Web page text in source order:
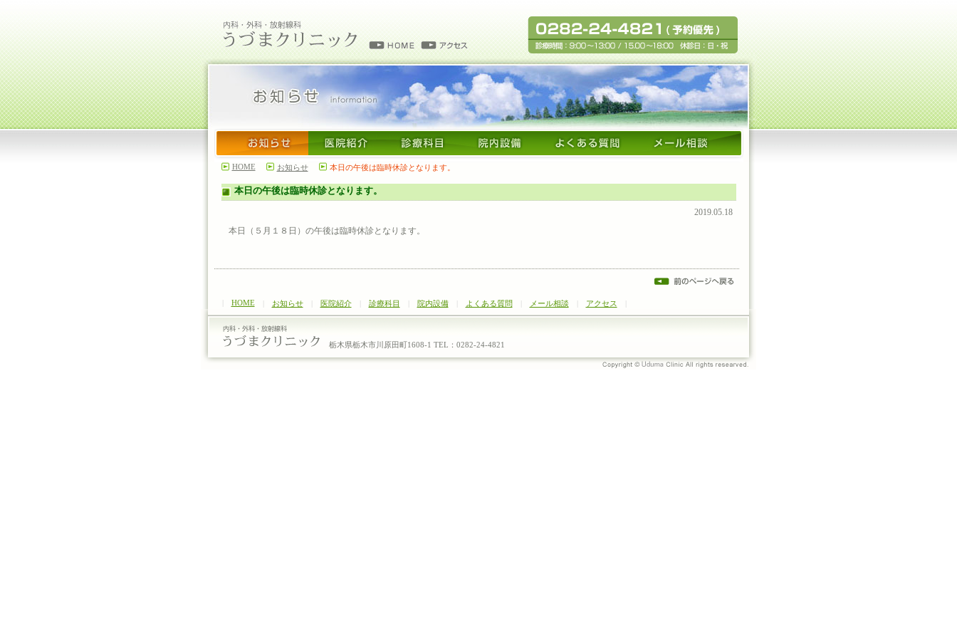
HOME お知らせ 本日の午後は臨時休診となります。
本日の午後は臨時休診となります。
2019.05.18
本日（５月１８日）の午後は臨時休診となります。
HOME| お知らせ| 医院紹介| 診療科目 院内設備| よくある質問 メール相談| アクセス
栃木県栃木市川原田町1608-1 TEL：0282-24-4821